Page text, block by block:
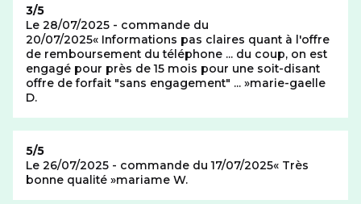
Note de
3/5
Le 28/07/2025 - commande du
20/07/2025
Informations pas claires quant à l'offre
de remboursement du téléphone ... du coup, on est
engagé pour près de 15 mois pour une soit-disant
offre de forfait "sans engagement" ...
marie-gaelle
D.
Note de
5/5
Le 26/07/2025 - commande du 17/07/2025
Très
bonne qualité
mariame W.